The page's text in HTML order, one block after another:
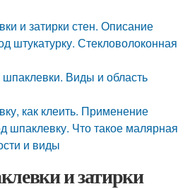
и затирки стен. Описание
штукатурку. Стекловолоконная
шпаклевки. Виды и область
как клеить. Применение
шпаклевку. Что такое малярная
и виды
и затирки